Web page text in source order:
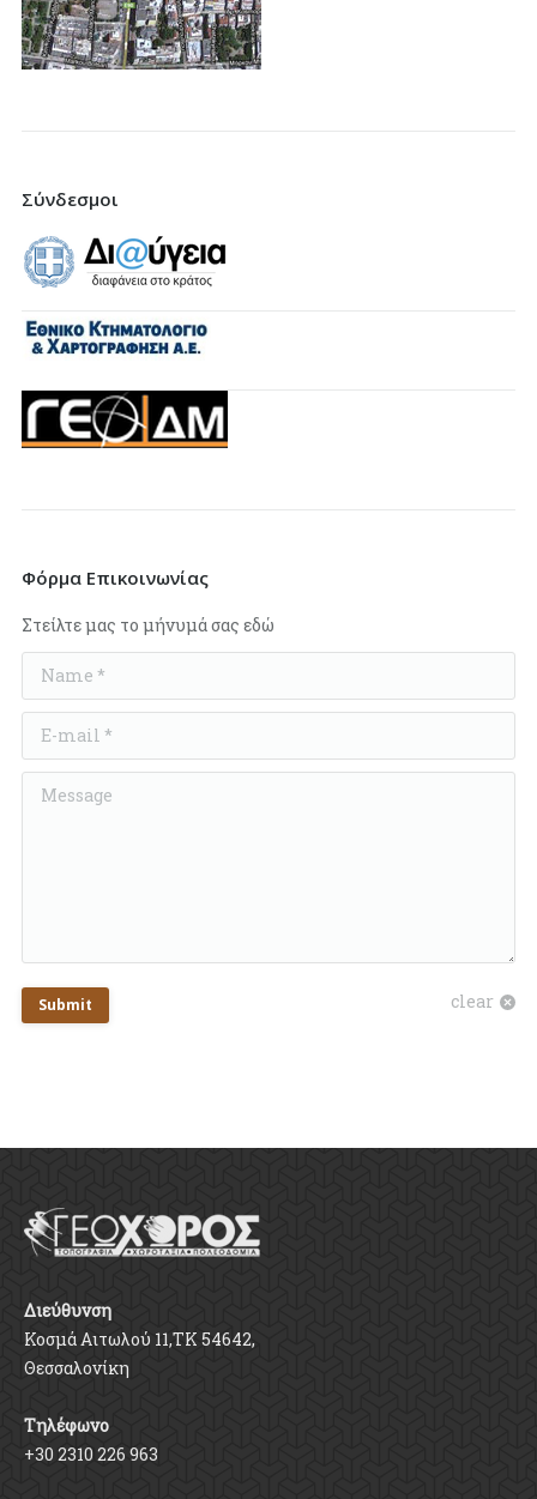
Σύνδεσμοι
Φόρμα Επικοινωνίας
Στείλτε μας το μήνυμά σας εδώ
Name *
E-mail *
Message
Submit clear
Διεύθυνση
Κοσμά Αιτωλού 11,ΤΚ 54642,
Θεσσαλονίκη
Τηλέφωνο
+30 2310 226 963